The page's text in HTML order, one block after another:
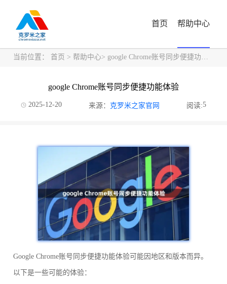
首页 帮助中心
当前位置： 首页 > 帮助中心> google Chrome账号同步便捷功能体验
google Chrome账号同步便捷功能体验
2025-12-20 来源： 克罗米之家官网 阅读:5
Google Chrome账号同步便捷功能体验可能因地区和版本而异。
以下是一些可能的体验：